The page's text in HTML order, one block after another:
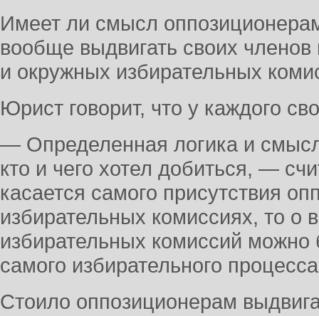
Имеет ли смысл
вообще выдвигать своих
и окружных избирательных
Юрист говорит, что у каждого
— Определенная логика и
кто и чего хотел добиться, —
касается самого присутствия
избирательных комиссиях, то о
избирательных комиссий можно
самого избирательного
Стоило оппозиционерам